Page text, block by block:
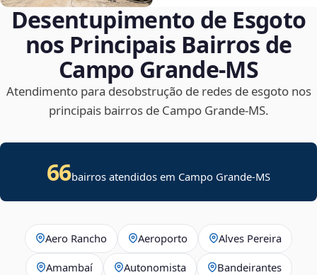
Desentupimento de Esgoto
nos Principais Bairros de
Campo Grande‑MS
Atendimento para desobstrução de redes de esgoto nos
principais bairros de Campo Grande‑MS.
66bairros atendidos em Campo Grande-MS
Aero Rancho Aeroporto Alves Pereira
Amambaí Autonomista Bandeirantes